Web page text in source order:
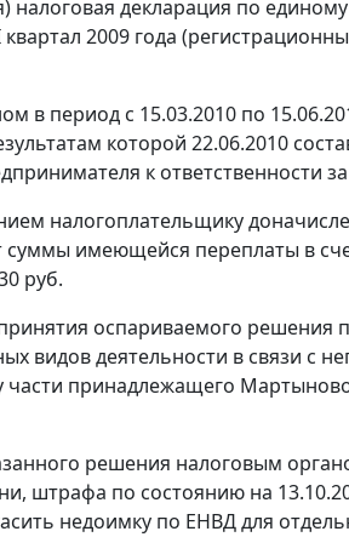
налоговая декларация по
квартал 2009 года
в период с 15.03.2010 по
которой 22.06.2010
к ответственности
налогоплательщику
суммы имеющейся переплаты в
руб.
оспариваемого
видов деятельности в связи с
части принадлежащего
решения налоговым
штрафа по состоянию на
недоимку по ЕНВД для